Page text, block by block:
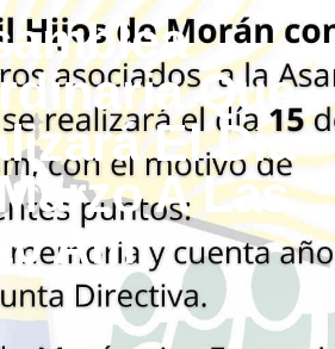
Que
El Día
A Las
Am.